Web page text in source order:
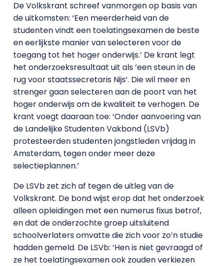
De Volkskrant schreef vanmorgen op basis van
de uitkomsten: ‘Een meerderheid van de
studenten vindt een toelatingsexamen de beste
en eerlijkste manier van selecteren voor de
toegang tot het hoger onderwijs.’ De krant legt
het onderzoeksresultaat uit als ‘een steun in de
rug voor staatssecretaris Nijs’. Die wil meer en
strenger gaan selecteren aan de poort van het
hoger onderwijs om de kwaliteit te verhogen. De
krant voegt daaraan toe: ‘Onder aanvoering van
de Landelijke Studenten Vakbond (LSVb)
protesteerden studenten jongstleden vrijdag in
Amsterdam, tegen onder meer deze
selectieplannen.’
De LSVb zet zich af tegen de uitleg van de
Volkskrant. De bond wijst erop dat het onderzoek
alleen opleidingen met een numerus fixus betrof,
en dat de onderzochte groep uitsluitend
schoolverlaters omvatte die zich voor zo’n studie
hadden gemeld. De LSVb: ‘Hen is niet gevraagd of
ze het toelatingsexamen ook zouden verkiezen